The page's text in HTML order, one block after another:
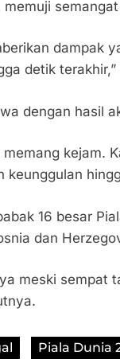
dampak
detik
dengan hasil
kejam.
16 besar
dan
meski sempat
Piala Dunia